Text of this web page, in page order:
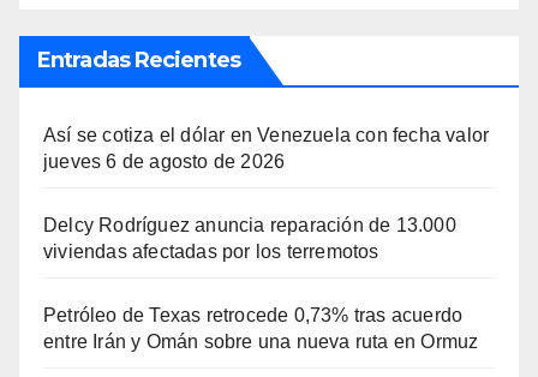
Entradas Recientes
Así se cotiza el dólar en Venezuela con fecha valor
jueves 6 de agosto de 2026
Delcy Rodríguez anuncia reparación de 13.000
viviendas afectadas por los terremotos
Petróleo de Texas retrocede 0,73% tras acuerdo
entre Irán y Omán sobre una nueva ruta en Ormuz